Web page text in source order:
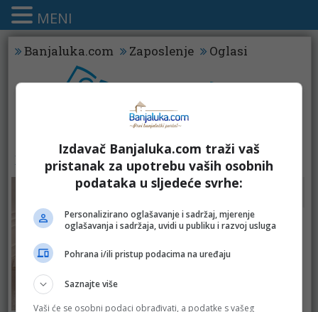
Banjaluka.com Zaposlenje Oglasi
KATALOZI - MAKE UP
MENI
Izdavač Banjaluka.com traži vaš
pristanak za upotrebu vaših osobnih
podataka u sljedeće svrhe:
Personalizirano oglašavanje i sadržaj, mjerenje
oglašavanja i sadržaja, uvidi u publiku i razvoj usluga
Pohrana i/ili pristup podacima na uređaju
Saznajte više
Vaši će se osobni podaci obrađivati, a podatke s vašeg